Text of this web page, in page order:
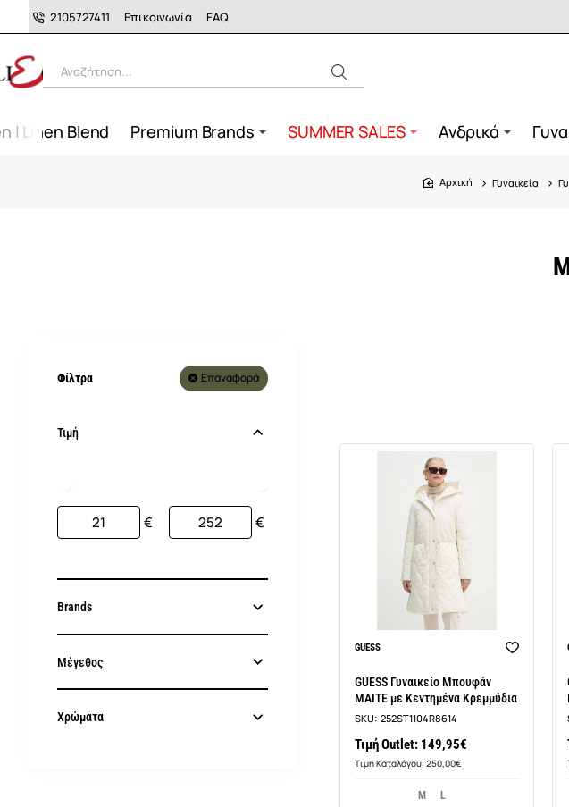
2105727411 Επικοινωνία FAQ
Αναζήτηση...
| Linen Blend Premium Brands SUMMER SALES Ανδρικά
home
Γυναικεία
Φίλτρα Επαναφορά
Τιμή
€ €
Brands
Μέγεθος
Χρώματα
BEST SELLER
GUESS
GUESS Γυναικείο Μπουφάν
MAITE με Κεντημένα Κρεμμύδια
SKU: 252ST1104R8614
Τιμή Outlet: 149,95€
Τιμή Καταλόγου: 250,00€
M L